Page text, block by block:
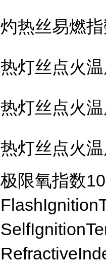
灼热丝易燃
热灯丝点火
热灯丝点火
热灯丝点火
极限氧指数10